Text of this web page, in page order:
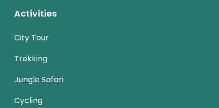
Activities
City Tour
Trekking
Jungle Safari
Cycling